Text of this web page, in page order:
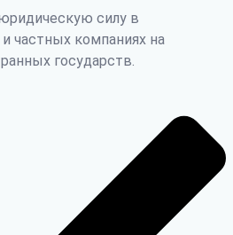
силу в
частных компаниях на
государств.